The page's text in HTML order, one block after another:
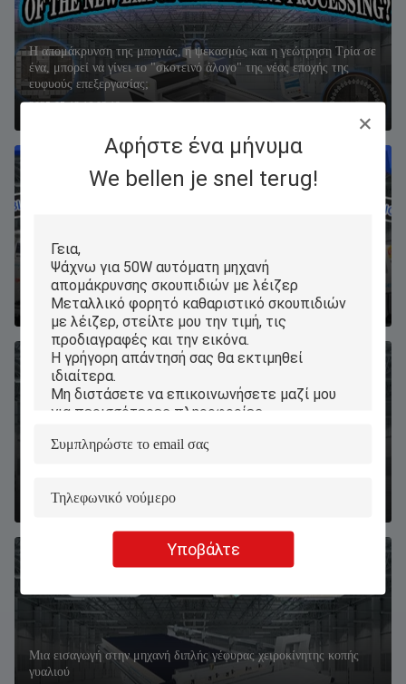
Αφήστε ένα μήνυμα
We bellen je snel terug!
Υποβάλτε
2025-05-12 16:03:19
Η απομάκρυνση της μπογιάς, η ψεκασμός και η γεώτρηση Τρία σε
ένα, μπορεί να γίνει το "σκοτεινό άλογο" της νέας εποχής της
ευφυούς επεξεργασίας;
2025-04-30 15:32:05
Τα 3 μοντέλα του τέλειου λέιζερ απελευθερώθηκαν: Αποκλεισμός
του "Λάιτ-Εντζ κώδικα" της εξέλιξης της συγκόλλησης;
2025-04-16 16:09:20
Μια εισαγωγή στην μηχανή διπλής γέφυρας χειροκίνητης κοπής
γυαλιού